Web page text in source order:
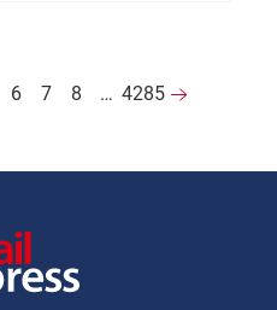
6 7 8 … 4285